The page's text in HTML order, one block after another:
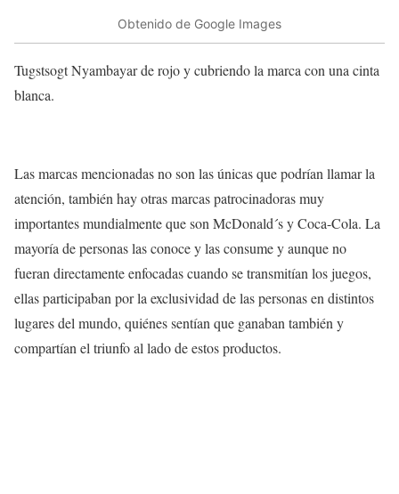
Obtenido de Google Images
Tugstsogt Nyambayar de rojo y cubriendo la marca con una cinta
blanca.
Las marcas mencionadas no son las únicas que podrían llamar la
atención, también hay otras marcas patrocinadoras muy
importantes mundialmente que son McDonald´s y Coca-Cola. La
mayoría de personas las conoce y las consume y aunque no
fueran directamente enfocadas cuando se transmitían los juegos,
ellas participaban por la exclusividad de las personas en distintos
lugares del mundo, quiénes sentían que ganaban también y
compartían el triunfo al lado de estos productos.